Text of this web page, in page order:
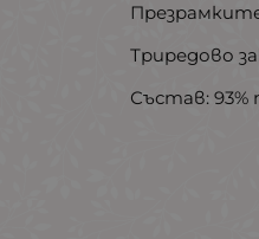
Триредово
Състав: 93%